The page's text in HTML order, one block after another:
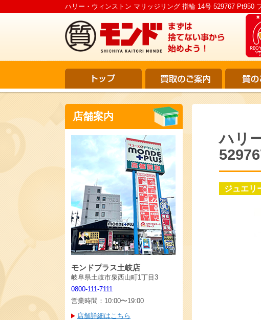
ハリー・ウィンストン マリッジリング 指輪 14号 529767 Pt950
ハリ
ジュエリ
店舗案内
モンドプラス土岐店
岐阜県土岐市泉西山町1丁目3
0800-111-7111
営業時間：10:00〜19:00
店舗詳細はこちら